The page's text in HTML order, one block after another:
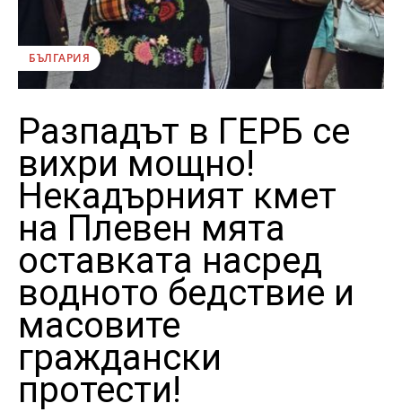
БЪЛГАРИЯ
Разпадът в ГЕРБ се
вихри мощно!
Некадърният кмет
на Плевен мята
оставката насред
водното бедствие и
масовите
граждански
протести!